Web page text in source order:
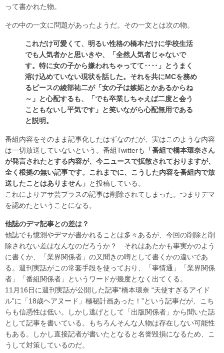
って書かれた物。
その中の一文に問題があったようだ。その一文とは次の物。
これだけ可愛くて、明るい性格の橋本だけに学校生活
でも人気者かと思いきや、「全然人気者じゃないで
す。特に女の子から嫌われちゃってて‥‥」とうまく
溶け込めていない現状を話した。それを共にMCを務め
るピースの綾部祐二が「女の子は嫉妬とかあるからね
～」と心配するも、「でも卒業しちゃえば二度と会う
こともないし平気です」と笑いながら心配無用である
と説明。
番組内容をそのまま記事化したはずなのだが、実はこのような内容
は一切放送していないという。番組Twitterも
「番組で橋本環奈さん
が発言されたとする内容が、今ニュースで拡散されておりますが、
全く根拠の無い記事です。これまでに、こうした内容を番組内で放
送したことはありません」 と投稿している。
これによりアサ芸プラスの記事は削除されてしまった。つまりデマ
を認めたということになる。
他誌のデマ記事との差は？
他誌でも憶測やデマが書かれることは多々あるが、今回の削除と削
除されない差はなんなのだろうか？ それはあたかも事実かのよう
に書くか、「業界関係者」の又聞きの噂として書くかの違いであ
る。週刊実話がこの常套手段を使っており、「事情通」「業界関係
者」「番組関係者」というワードが幾度となく出てくる。
11月16日に週刊実話が公開した記事“橋本環奈 “天使すぎるアイド
ル”に「18歳ヘアヌード」極秘計画あった！”という記事だが、こち
らも信憑性は低い。しかし逃げとして「出版関係者」から聞いた話
として記事を書いている。もちろんそんな人物は存在しない可能性
もある。しかし直接記者が書いたとなると名誉毀損になるため、こ
うして対策しているのだ。